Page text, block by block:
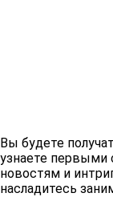
Вы будете
узнаете первыми
новостям и
насладитесь